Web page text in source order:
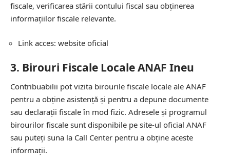
fiscale, verificarea stării contului fiscal sau obținerea
informațiilor fiscale relevante.
Link acces: website oficial
3. Birouri Fiscale Locale ANAF Ineu
Contribuabilii pot vizita birourile fiscale locale ale ANAF
pentru a obține asistență și pentru a depune documente
sau declarații fiscale în mod fizic. Adresele și programul
birourilor fiscale sunt disponibile pe site-ul oficial ANAF
sau puteți suna la Call Center pentru a obține aceste
informații.